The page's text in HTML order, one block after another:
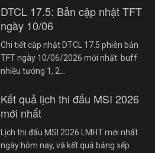
DTCL 17.5: Bản cập nhật TFT
ngày 10/06
Chi tiết cập nhật DTCL 17.5 phiên bản
TFT ngày 10/06/2026 mới nhất: buff
nhiều tướng 1, 2…
Kết quả lịch thi đấu MSI 2026
mới nhất
Lịch thi đấu MSI 2026 LMHT mới nhất
ngày hôm nay, và kết quả bảng xếp